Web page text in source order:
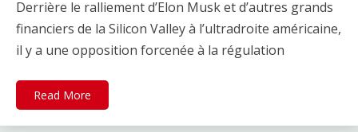
Derrière le ralliement d’Elon Musk et d’autres grands
financiers de la Silicon Valley à l’ultradroite américaine,
il y a une opposition forcenée à la régulation
Read More